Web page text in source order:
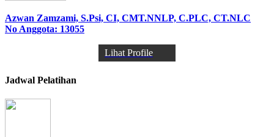
Azwan Zamzami, S.Psi, CI, CMT.NNLP, C.PLC, CT.NLC
No Anggota: 13055
Lihat Profile
Jadwal Pelatihan